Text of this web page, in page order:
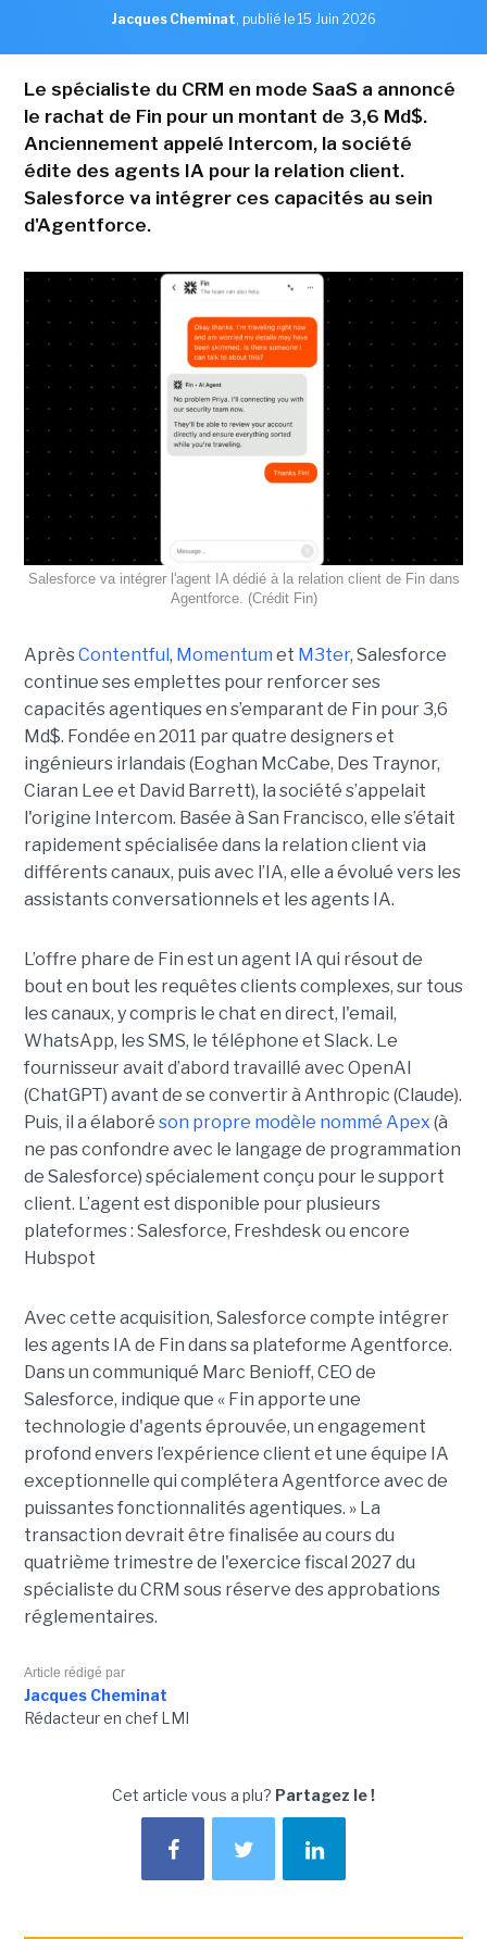
Jacques Cheminat, publié le 15 Juin 2026
Le spécialiste du CRM en mode SaaS a annoncé
le rachat de Fin pour un montant de 3,6 Md$.
Anciennement appelé Intercom, la société
édite des agents IA pour la relation client.
Salesforce va intégrer ces capacités au sein
d'Agentforce.
Salesforce va intégrer l'agent IA dédié à la relation client de Fin dans
Agentforce. (Crédit Fin)
AprèsContentful, Momentum et M3ter, Salesforce
continue ses emplettes pour renforcer ses
capacités agentiques en s’emparant de Fin pour 3,6
Md$. Fondée en 2011 par quatre designers et
ingénieurs irlandais (Eoghan McCabe, Des Traynor,
Ciaran Lee et David Barrett), la société s’appelait
l'origine Intercom. Basée à San Francisco, elle s’était
rapidement spécialisée dans la relation client via
différents canaux, puis avec l’IA, elle a évolué vers les
assistants conversationnels et les agents IA.
L’offre phare de Fin est un agent IA qui résout de
bout en bout les requêtes clients complexes, sur tous
les canaux, y compris le chat en direct, l'email,
WhatsApp, les SMS, le téléphone et Slack. Le
fournisseur avait d’abord travaillé avec OpenAI
(ChatGPT) avant de se convertir à Anthropic (Claude).
Puis, il a élaboré son propre modèle nommé Apex (à
ne pas confondre avec le langage de programmation
de Salesforce) spécialement conçu pour le support
client. L’agent est disponible pour plusieurs
plateformes : Salesforce, Freshdesk ou encore
Hubspot
Avec cette acquisition, Salesforce compte intégrer
les agents IA de Fin dans sa plateforme Agentforce.
Dans un communiqué Marc Benioff, CEO de
Salesforce, indique que « Fin apporte une
technologie d'agents éprouvée, un engagement
profond envers l’expérience client et une équipe IA
exceptionnelle qui complétera Agentforce avec de
puissantes fonctionnalités agentiques. » La
transaction devrait être finalisée au cours du
quatrième trimestre de l'exercice fiscal 2027 du
spécialiste du CRM sous réserve des approbations
réglementaires.
Article rédigé par
Jacques Cheminat
Rédacteur en chef LMI
Cet article vous a plu? Partagez le !